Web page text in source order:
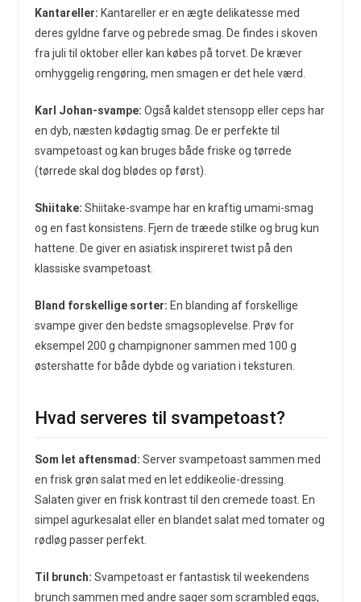
Kantareller: Kantareller er en ægte delikatesse med
deres gyldne farve og pebrede smag. De findes i skoven
fra juli til oktober eller kan købes på torvet. De kræver
omhyggelig rengøring, men smagen er det hele værd.
Karl Johan-svampe: Også kaldet stensopp eller ceps har
en dyb, næsten kødagtig smag. De er perfekte til
svampetoast og kan bruges både friske og tørrede
(tørrede skal dog blødes op først).
Shiitake: Shiitake-svampe har en kraftig umami-smag
og en fast konsistens. Fjern de træede stilke og brug kun
hattene. De giver en asiatisk inspireret twist på den
klassiske svampetoast.
Bland forskellige sorter: En blanding af forskellige
svampe giver den bedste smagsoplevelse. Prøv for
eksempel 200 g champignoner sammen med 100 g
østershatte for både dybde og variation i teksturen.
Hvad serveres til svampetoast?
Som let aftensmad: Server svampetoast sammen med
en frisk grøn salat med en let eddikeolie-dressing.
Salaten giver en frisk kontrast til den cremede toast. En
simpel agurkesalat eller en blandet salat med tomater og
rødløg passer perfekt.
Til brunch: Svampetoast er fantastisk til weekendens
brunch sammen med andre sager som scrambled eggs,